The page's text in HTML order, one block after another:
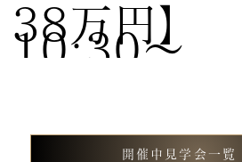
38万円】
10:30〜
13:00 /開催中見学会一覧